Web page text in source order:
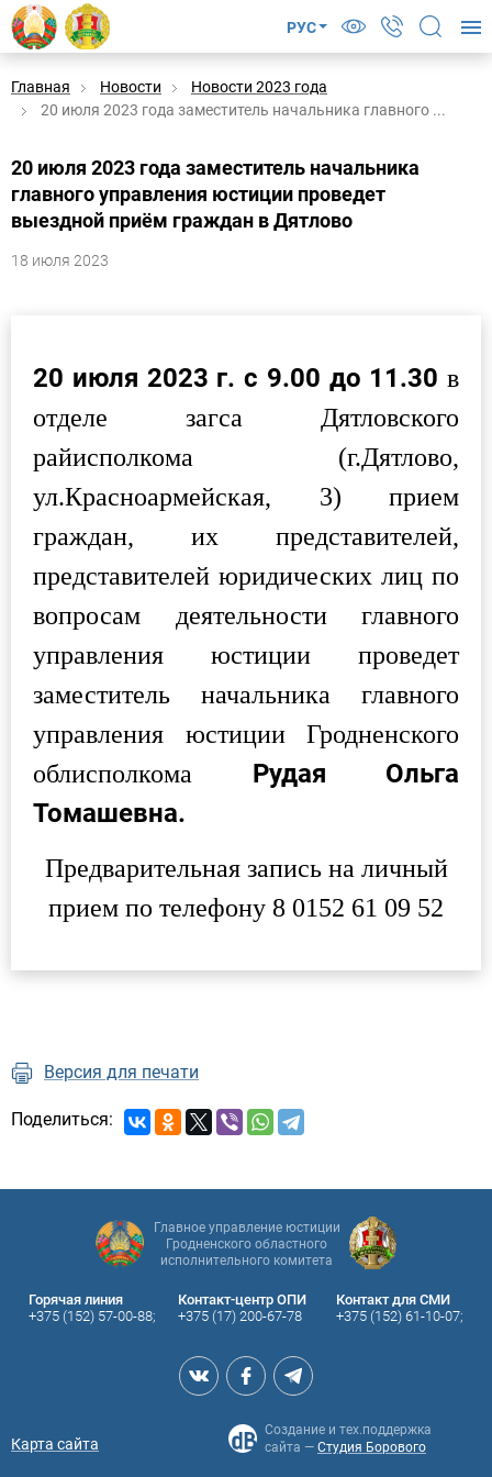
РУС
Главная Новости
Новости 2023 года
20 июля 2023 года заместитель начальника главного ...
20 июля 2023 года заместитель начальника
главного управления юстиции проведет
выездной приём граждан в Дятлово
18 июля 2023
20 июля 2023 г. с 9.00 до 11.30 в
отделе загса Дятловского
райисполкома (г.Дятлово,
ул.Красноармейская, 3) прием
граждан, их представителей,
представителей юридических лиц по
вопросам деятельности главного
управления юстиции проведет
заместитель начальника главного
управления юстиции Гродненского
облисполкома Рудая Ольга
Томашевна.
Предварительная запись на личный
прием по телефону 8 0152 61 09 52
Версия для печати
Поделиться:
Главное управление юстиции
Гродненского областного
исполнительного комитета
Горячая линия
+375 (152) 57-00-88;
Контакт-центр ОПИ
+375 (17) 200-67-78
Контакт для СМИ
+375 (152) 61-10-07;
Карта сайта
Создание и тех.поддержка
сайта — Студия Борового